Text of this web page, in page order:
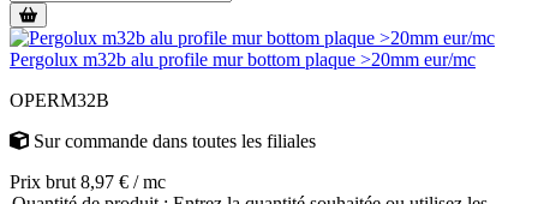
Pergolux m32b alu profile mur bottom plaque >20mm eur/mc
OPERM32B
Sur commande dans toutes les filiales
Prix brut 8,97 € / mc